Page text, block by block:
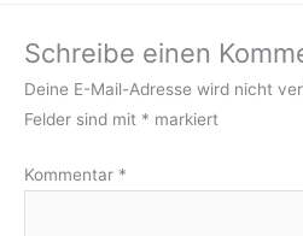
Schreibe einen
Deine E-Mail-Adresse wird nicht
Felder sind mit * markiert
Kommentar *